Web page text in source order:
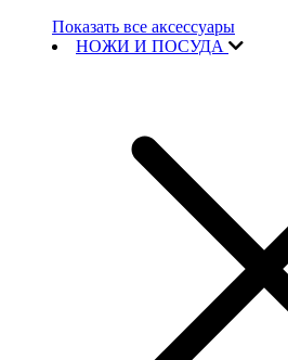
Показать все аксессуары
НОЖИ И ПОСУДА